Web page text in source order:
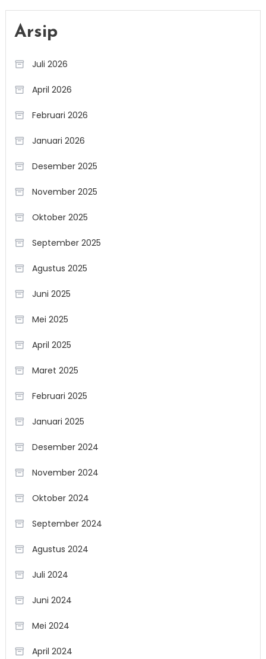
Arsip
Juli 2026
April 2026
Februari 2026
Januari 2026
Desember 2025
November 2025
Oktober 2025
September 2025
Agustus 2025
Juni 2025
Mei 2025
April 2025
Maret 2025
Februari 2025
Januari 2025
Desember 2024
November 2024
Oktober 2024
September 2024
Agustus 2024
Juli 2024
Juni 2024
Mei 2024
April 2024